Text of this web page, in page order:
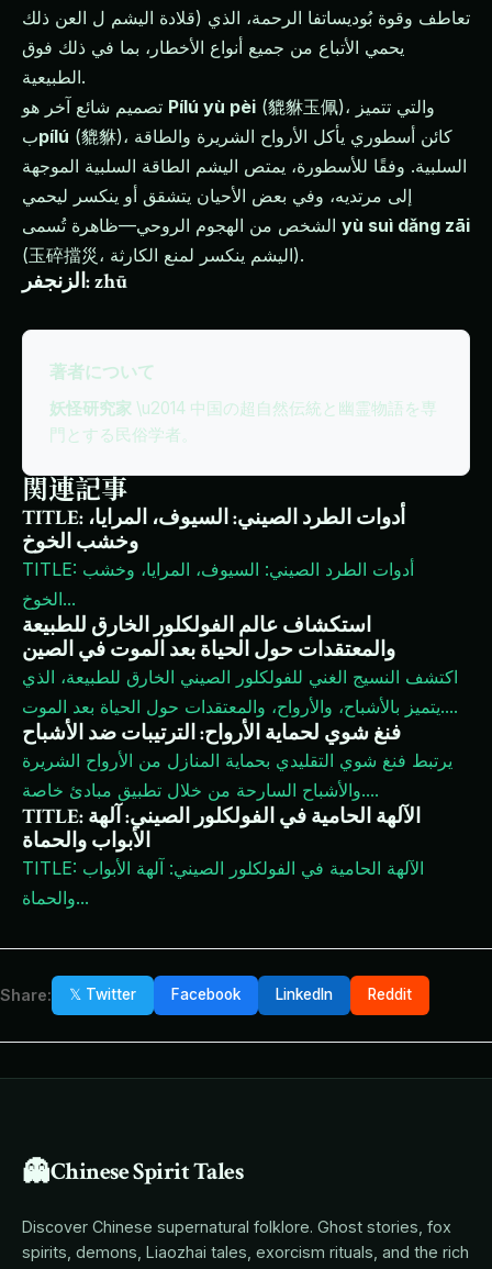
قلادة اليشم ل العن ذلك) تعاطف وقوة بُوديساتفا الرحمة، الذي
يحمي الأتباع من جميع أنواع الأخطار، بما في ذلك فوق
الطبيعية.
Pílú yù pèi (貔貅玉佩)، والتي تتميز
بpílú (貔貅)، كائن أسطوري يأكل الأرواح الشريرة والطاقة
السلبية. وفقًا للأسطورة، يمتص اليشم الطاقة السلبية الموجهة
إلى مرتديه، وفي بعض الأحيان يتشقق أو ينكسر ليحمي
yù suì dǎng zāi
(玉碎擋災، اليشم ينكسر لمنع الكارثة).
الزنجفر: zhū
著者について
妖怪研究家 \u2014 中国の超自然伝統と幽霊物語を専
門とする民俗学者。
関連記事
TITLE: أدوات الطرد الصيني: السيوف، المرايا،
وخشب الخوخ
TITLE: أدوات الطرد الصيني: السيوف، المرايا، وخشب
الخوخ...
استكشاف عالم الفولكلور الخارق للطبيعة
والمعتقدات حول الحياة بعد الموت في الصين
اكتشف النسيج الغني للفولكلور الصيني الخارق للطبيعة، الذي
يتميز بالأشباح، والأرواح، والمعتقدات حول الحياة بعد الموت....
فنغ شوي لحماية الأرواح: الترتيبات ضد الأشباح
يرتبط فنغ شوي التقليدي بحماية المنازل من الأرواح الشريرة
والأشباح السارحة من خلال تطبيق مبادئ خاصة....
TITLE: الآلهة الحامية في الفولكلور الصيني: آلهة
الأبواب والحماة
TITLE: الآلهة الحامية في الفولكلور الصيني: آلهة الأبواب
والحماة...
Share: 𝕏 Twitter Facebook LinkedIn Reddit
👻Chinese Spirit Tales
Discover Chinese supernatural folklore. Ghost stories, fox
spirits, demons, Liaozhai tales, exorcism rituals, and the rich